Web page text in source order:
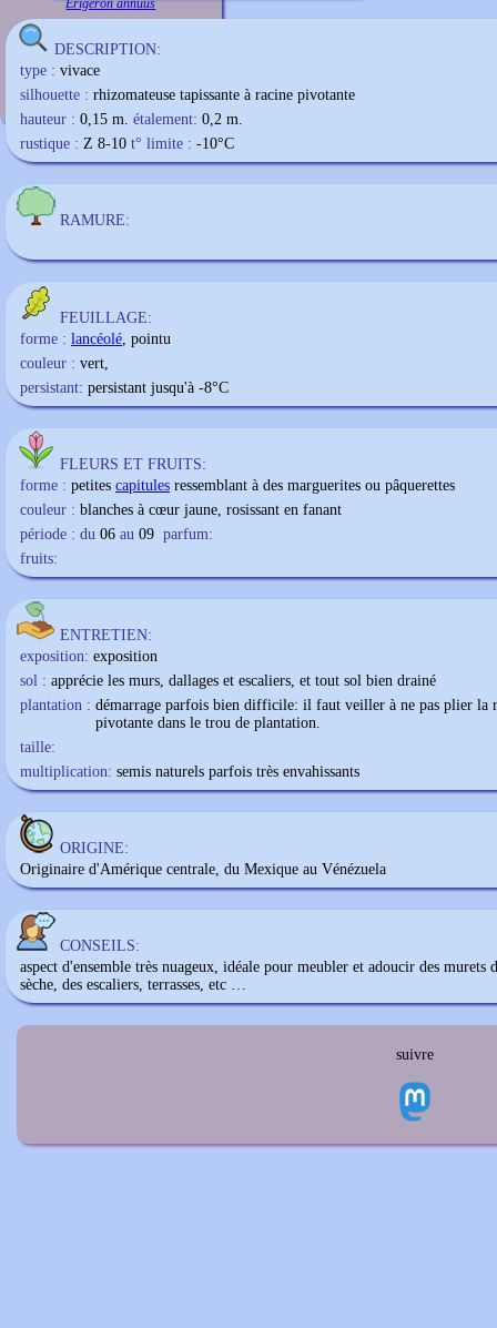
Erigeron annuus
DESCRIPTION:
type : vivace
silhouette : rhizomateuse tapissante à racine pivotante
hauteur : 0,15 m. étalement: 0,2 m.
rustique : Z 8-10 t° limite : -10°C
RAMURE:
FEUILLAGE:
forme : lancéolé, pointu
couleur : vert,
persistant: persistant jusqu'à -8°C
FLEURS ET FRUITS:
forme : petites capitules ressemblant à des marguerites ou pâquerettes
couleur : blanches à cœur jaune, rosissant en fanant
période : du 06 au 09 parfum:
fruits:
ENTRETIEN:
exposition: exposition
sol : apprécie les murs, dallages et escaliers, et tout sol bien drainé
plantation : démarrage parfois bien difficile: il faut veiller à ne pas plier la
pivotante dans le trou de plantation.
taille:
multiplication: semis naturels parfois très envahissants
ORIGINE:
Originaire d'Amérique centrale, du Mexique au Vénézuela
CONSEILS:
aspect d'ensemble très nuageux, idéale pour meubler et adoucir des murets
sèche, des escaliers, terrasses, etc …
suivre